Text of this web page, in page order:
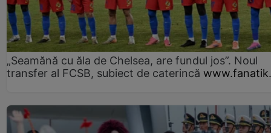
„Seamănă cu ăla de Chelsea, are fundul jos”. Noul
transfer al FCSB, subiect de caterincă